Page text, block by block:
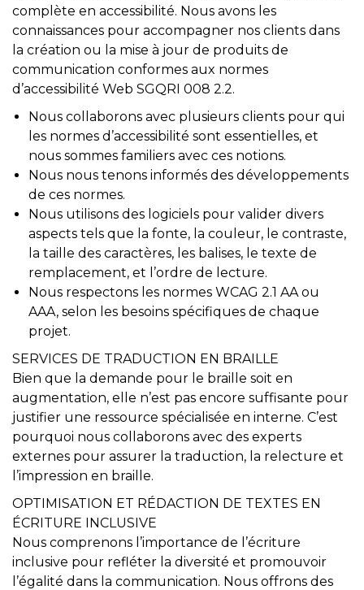
complète en accessibilité. Nous avons les
connaissances pour accompagner nos clients dans
la création ou la mise à jour de produits de
communication conformes aux normes
d’accessibilité Web SGQRI 008 2.2.
Nous collaborons avec plusieurs clients pour qui
les normes d’accessibilité sont essentielles, et
nous sommes familiers avec ces notions.
Nous nous tenons informés des développements
de ces normes.
Nous utilisons des logiciels pour valider divers
aspects tels que la fonte, la couleur, le contraste,
la taille des caractères, les balises, le texte de
remplacement, et l’ordre de lecture.
Nous respectons les normes WCAG 2.1 AA ou
AAA, selon les besoins spécifiques de chaque
projet.
SERVICES DE TRADUCTION EN BRAILLE
Bien que la demande pour le braille soit en
augmentation, elle n’est pas encore suffisante pour
justifier une ressource spécialisée en interne. C’est
pourquoi nous collaborons avec des experts
externes pour assurer la traduction, la relecture et
l’impression en braille.
OPTIMISATION ET RÉDACTION DE TEXTES EN
ÉCRITURE INCLUSIVE
Nous comprenons l’importance de l’écriture
inclusive pour refléter la diversité et promouvoir
l’égalité dans la communication. Nous offrons des